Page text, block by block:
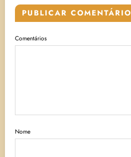
PUBLICAR COMENTÁRIO
Comentários
Nome